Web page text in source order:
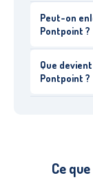
Peut-on
Pontpoint ?
Que
Pontpoint ?
Ce